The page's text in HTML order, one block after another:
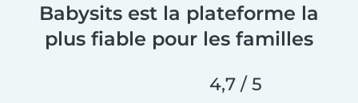
Babysits est la plateforme la
plus fiable pour les familles
4,7 / 5